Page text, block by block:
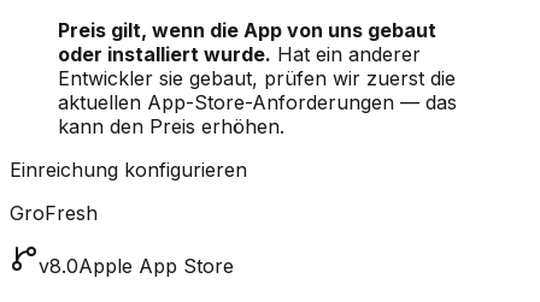
Preis gilt, wenn die App von uns gebaut
oder installiert wurde. Hat ein anderer
Entwickler sie gebaut, prüfen wir zuerst die
aktuellen App-Store-Anforderungen — das
kann den Preis erhöhen.
Einreichung konfigurieren
GroFresh
v8.0Apple App Store